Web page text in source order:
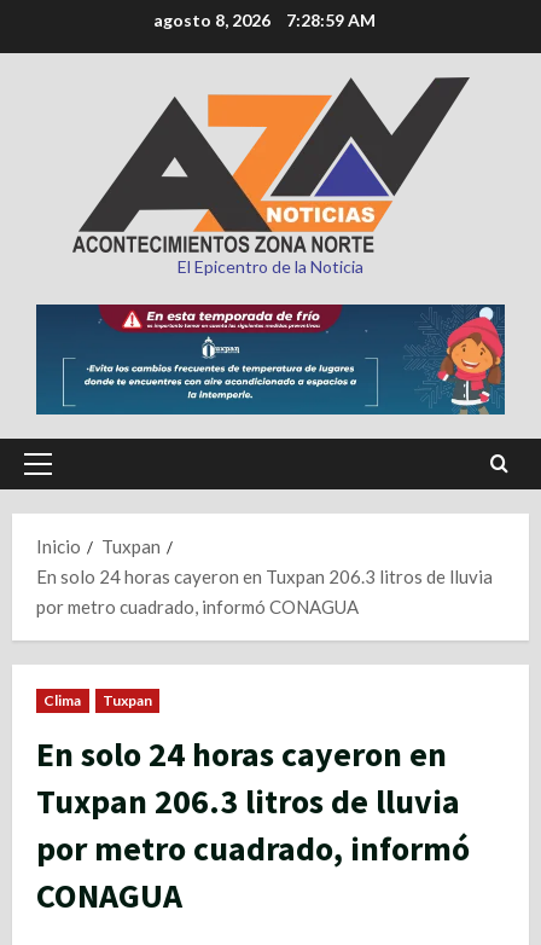
al
agosto 8, 2026 7:29:00 AM
El Epicentro de la Noticia
Menú
Inicio
Tuxpan
En solo 24 horas cayeron en Tuxpan 206.3 litros de lluvia
por metro cuadrado, informó CONAGUA
Clima Tuxpan
En solo 24 horas cayeron en
Tuxpan 206.3 litros de lluvia
por metro cuadrado, informó
CONAGUA